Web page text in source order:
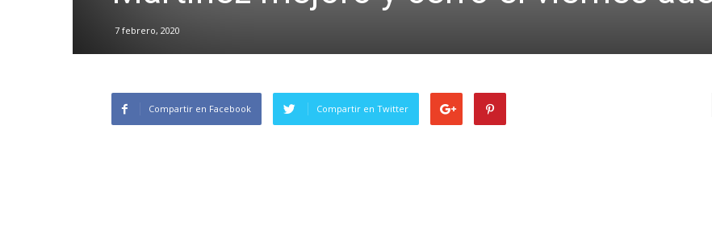
7 febrero, 2020
Compartir en Facebook Compartir en Twitter